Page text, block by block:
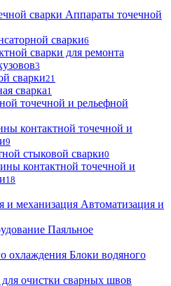
Аппараты точечной
сварки6
сварки для ремонта
3
сварки21
сварка1
точечной и рельефной
контактной точечной и
9
стыковой сварки0
контактной точечной и
18
Автоматизация и
Паяльное
Блоки водяного